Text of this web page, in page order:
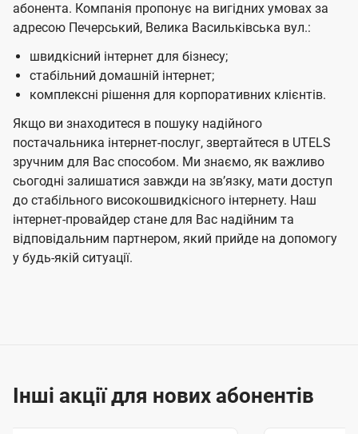
абонента. Компанія пропонує на вигідних умовах за
адресою Печерський, Велика Васильківська вул.:
швидкісний інтернет для бізнесу;
стабільний домашній інтернет;
комплексні рішення для корпоративних клієнтів.
Якщо ви знаходитеся в пошуку надійного
постачальника інтернет-послуг, звертайтеся в UTELS
зручним для Вас способом. Ми знаємо, як важливо
сьогодні залишатися завжди на звʼязку, мати доступ
до стабільного високошвидкісного інтернету. Наш
інтернет-провайдер стане для Вас надійним та
відповідальним партнером, який прийде на допомогу
у будь-якій ситуації.
Інші акції для нових абонентів